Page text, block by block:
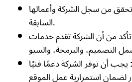
تحقق من سجل الشركة وأعمالها
السابقة.
تأكد من أن الشركة تقدم خدمات
يجب أن توفر الشركة دعمًا فنيًا